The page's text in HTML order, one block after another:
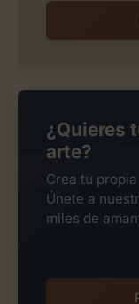
¿Quieres
arte?
Crea tu
Únete a
miles de